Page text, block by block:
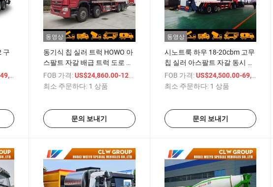
구
/ 상품
동영상
동기식 칩 실러 트럭 HOWO 아
스팔트 자갈 배급 트럭 도로 건
설용
FOB 가격: US$24,860.00-125,840.00
/ 상품
최소 주문하다: 1 상품
문의 보내기
동영상
시노트룩 하우 18-20cbm 고무
칩 실러 아스팔트 자갈 동시 실
링 트럭
FOB 가격: US$24,500.00-69,850.00
최소 주문하다: 1 상품
문의 보내기